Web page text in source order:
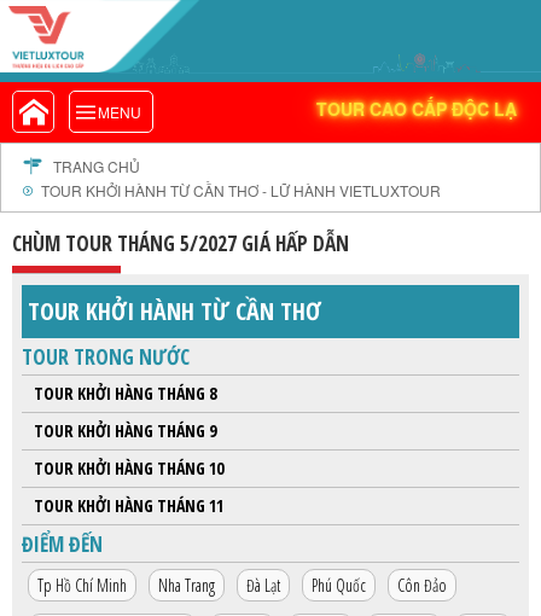
MENU TOUR CAO CẤP ĐỘC LẠ
VIETLUXTOUR.COM
TOUR CAO CẤP ĐỘC LẠ
TOUR TRONG NƯỚC
TOUR NƯỚC NGOÀI
TOUR KHỞI HÀNH TỪ HÀ NỘI
TOUR KHỞI HÀNH TỪ ĐÀ NẴNG
TOUR KHỞI HÀNH TỪ CẦN THƠ
TOUR ĐOÀN - M.I.C.E
TOUR COMBO
DỊCH VỤ
GIỚI THIỆU
HỒ SƠ NĂNG LỰC
PROFILE EN
THƯ KHEN VIETLUXTOUR
HỘP THƯ GÓP Ý
PROFILE HƯỚNG DẪN VIÊN
TRANG CHỦ
TOUR KHỞI HÀNH TỪ CẦN THƠ - LỮ HÀNH VIETLUXTOUR
CHÙM TOUR THÁNG 5/2027 GIÁ HẤP DẪN
TOUR KHỞI HÀNH TỪ CẦN THƠ
TOUR TRONG NƯỚC
TOUR KHỞI HÀNG THÁNG 8
TOUR KHỞI HÀNG THÁNG 9
TOUR KHỞI HÀNG THÁNG 10
TOUR KHỞI HÀNG THÁNG 11
ĐIỂM ĐẾN
Tp Hồ Chí Minh Nha Trang Đà Lạt Phú Quốc
Côn Đảo